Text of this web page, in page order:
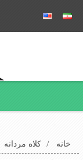
خانه / کلاه مردانه